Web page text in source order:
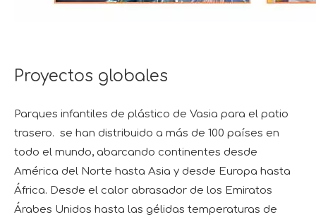
Proyectos globales
Parques infantiles de plástico de Vasia para el patio
trasero. se han distribuido a más de 100 países en
todo el mundo, abarcando continentes desde
América del Norte hasta Asia y desde Europa hasta
África. Desde el calor abrasador de los Emiratos
Árabes Unidos hasta las gélidas temperaturas de